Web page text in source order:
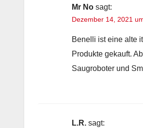
Mr No sagt:
Dezember 14, 2021
Benelli ist eine alte
Produkte gekauft.
Saugroboter und
L.R. sagt: